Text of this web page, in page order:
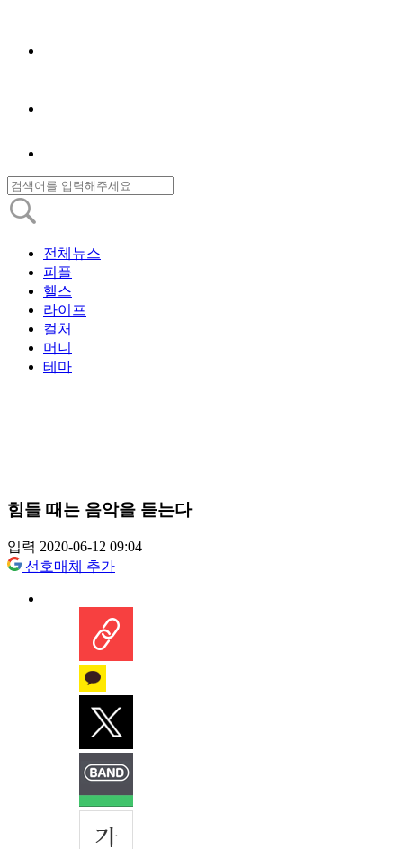
전체뉴스
피플
헬스
라이프
컬처
머니
테마
힘들 때는 음악을 듣는다
입력 2020-06-12 09:04
선호매체 추가